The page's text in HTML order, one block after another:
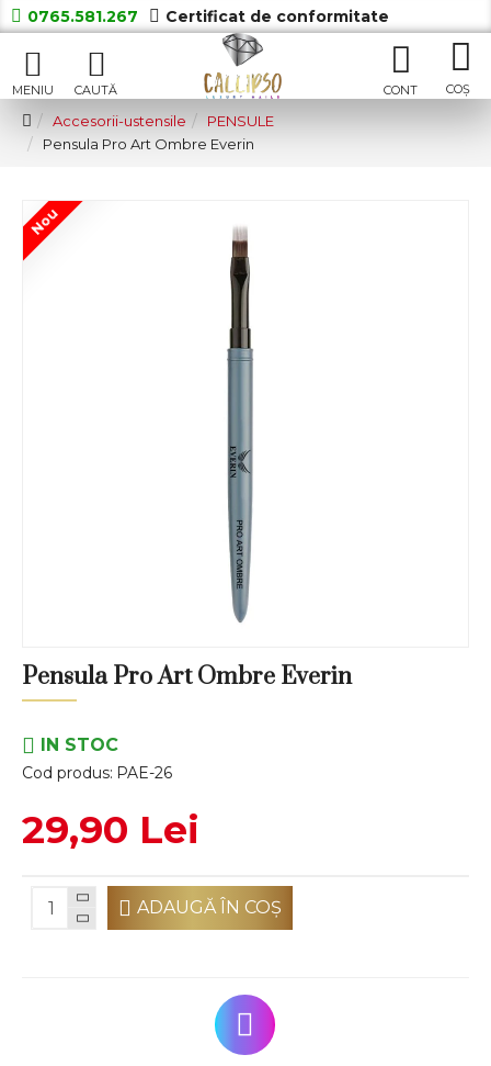
0765.581.267 Certificat de conformitate
Accesorii-ustensile
PENSULE
Pensula Pro Art Ombre Everin
Nou
Pensula Pro Art Ombre Everin
IN STOC
Cod produs: PAE-26
29,90 Lei
ADAUGĂ ÎN COŞ